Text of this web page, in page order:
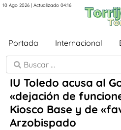
10 Ago 2026 | Actualizado 04:16
Portada Internacional
IU Toledo acusa al
«dejación de
Kiosco Base y de
Arzobispado